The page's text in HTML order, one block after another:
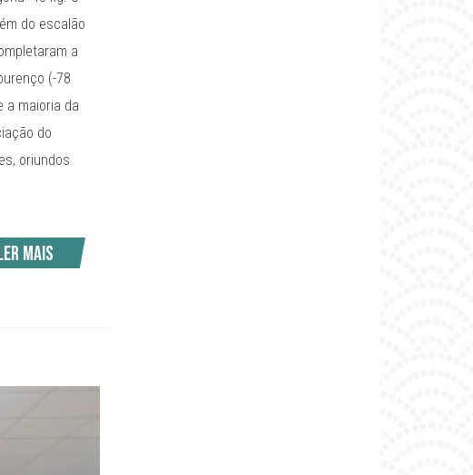
do escalão
a
(-78
a maioria da
do
oriundos
mais